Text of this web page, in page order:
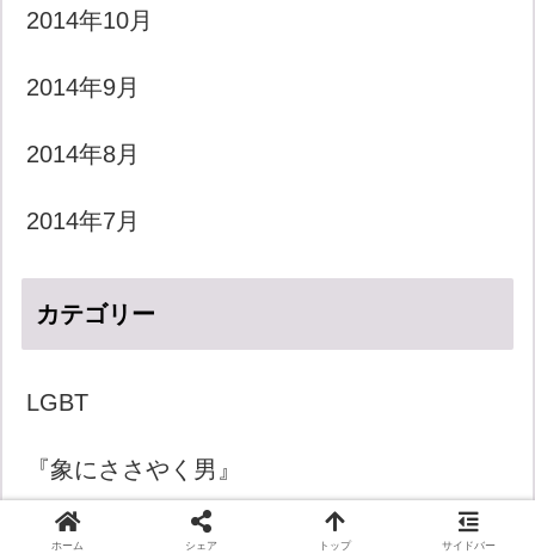
2014年10月
2014年9月
2014年8月
2014年7月
カテゴリー
LGBT
『象にささやく男』
きょうのダジャレ
ホーム シェア トップ サイドバー